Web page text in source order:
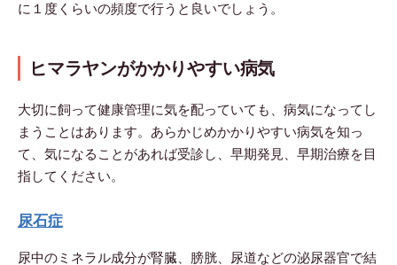
に１度くらいの頻度で行うと良いでしょう。
ヒマラヤンがかかりやすい病気
大切に飼って健康管理に気を配っていても、病気になってし
まうことはあります。あらかじめかかりやすい病気を知っ
て、気になることがあれば受診し、早期発見、早期治療を目
指してください。
尿石症
尿中のミネラル成分が腎臓、膀胱、尿道などの泌尿器官で結